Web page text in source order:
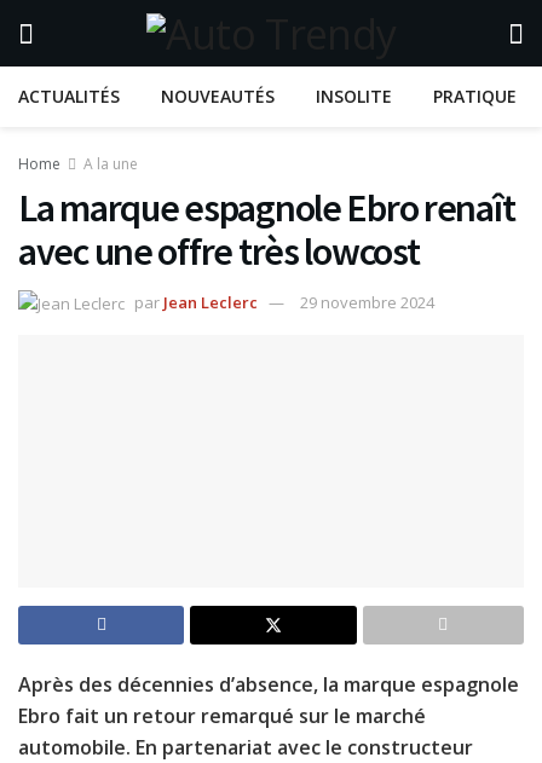
ACTUALITÉS NOUVEAUTÉS INSOLITE PRATIQUE
Home A la une
La marque espagnole Ebro renaît
avec une offre très lowcost
par Jean Leclerc 29 novembre 2024
Après des décennies d’absence, la marque espagnole
Ebro fait un retour remarqué sur le marché
automobile. En partenariat avec le constructeur